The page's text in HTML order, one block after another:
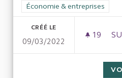
Filtrer les résultats de la
Économie & entreprises
CRÉÉ LE
09/03/2022
19 19